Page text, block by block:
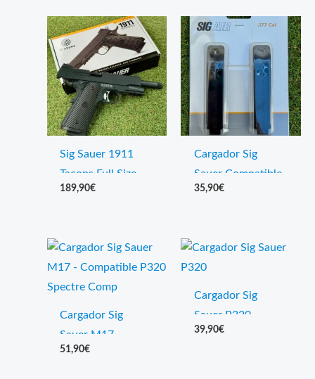
Sig Sauer 1911
Tacops Full Size
Blowback Pistola
189,90€
Cargador Sig
Sauer Compatible
P320 / M17
35,90€
Cargador Sig
Sauer M17 –
Compatible P320
51,90€
Cargador Sig
Sauer P320
39,90€